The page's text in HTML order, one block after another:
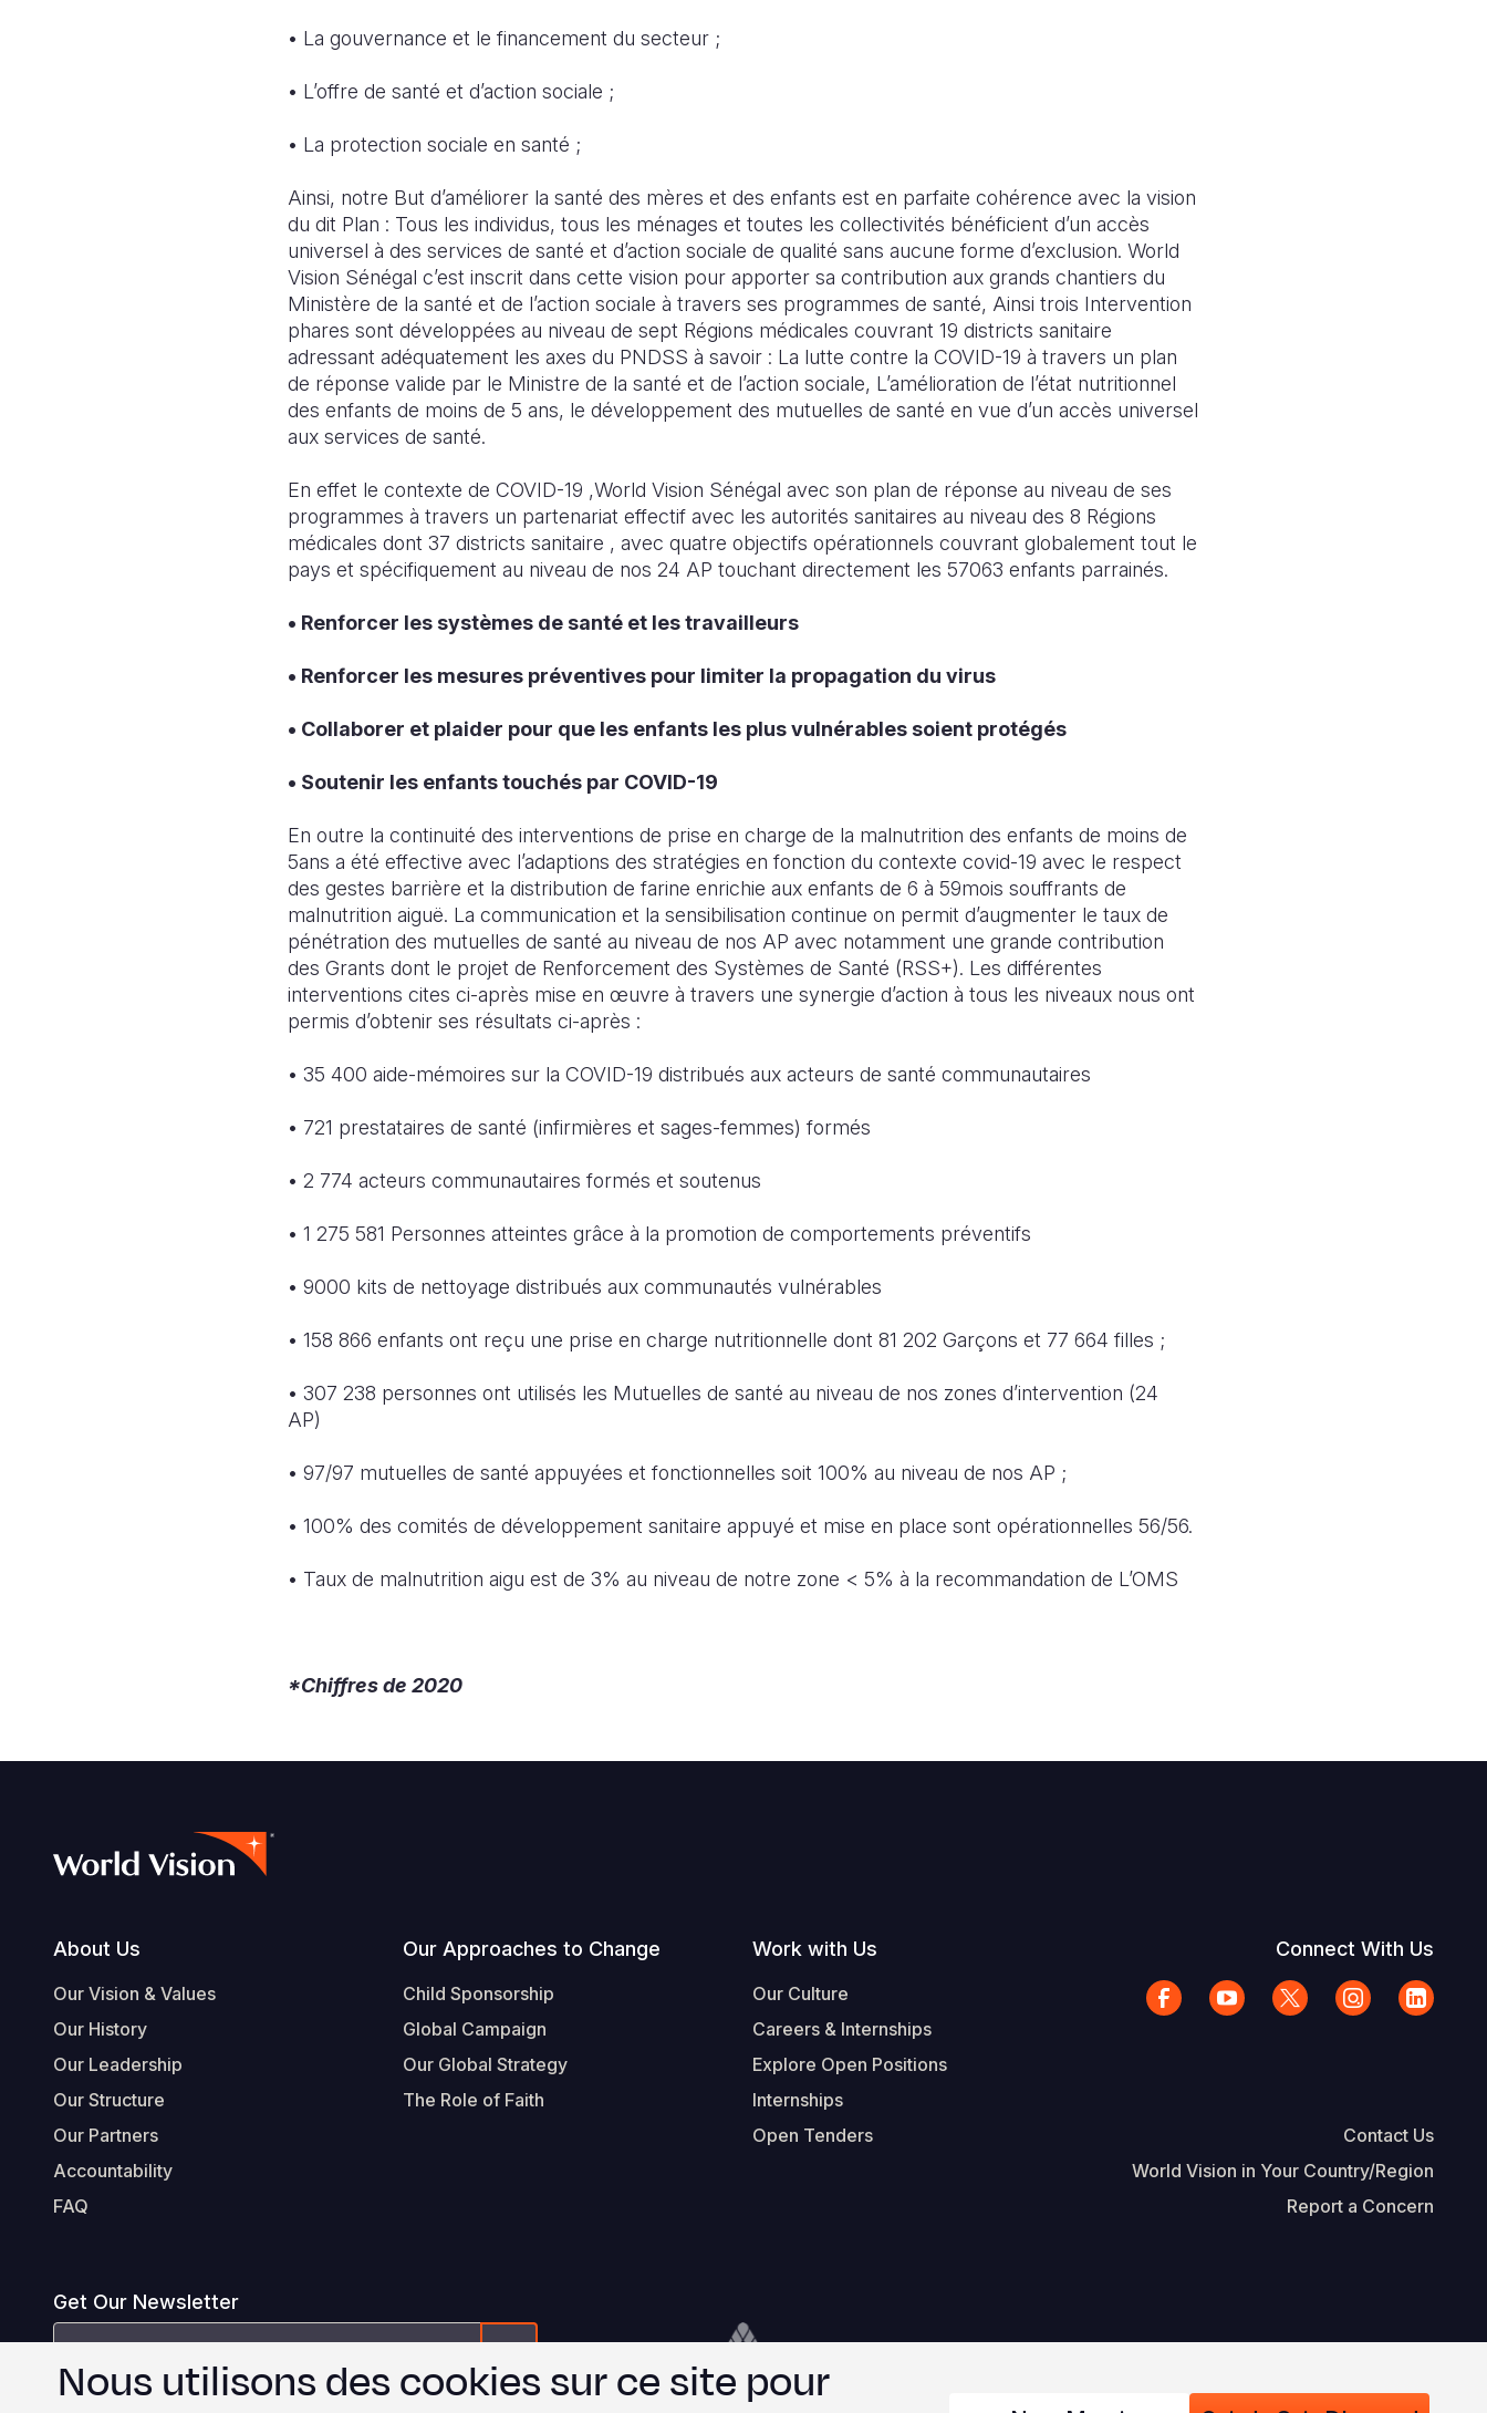
• La gouvernance et le financement du secteur ;
• L’offre de santé et d’action sociale ;
• La protection sociale en santé ;
Ainsi, notre But d’améliorer la santé des mères et des enfants est en parfaite cohérence avec la vision
du dit Plan : Tous les individus, tous les ménages et toutes les collectivités bénéficient d’un accès
universel à des services de santé et d’action sociale de qualité sans aucune forme d’exclusion. World
Vision Sénégal c’est inscrit dans cette vision pour apporter sa contribution aux grands chantiers du
Ministère de la santé et de l’action sociale à travers ses programmes de santé, Ainsi trois Intervention
phares sont développées au niveau de sept Régions médicales couvrant 19 districts sanitaire
adressant adéquatement les axes du PNDSS à savoir : La lutte contre la COVID-19 à travers un plan
de réponse valide par le Ministre de la santé et de l’action sociale, L’amélioration de l’état nutritionnel
des enfants de moins de 5 ans, le développement des mutuelles de santé en vue d’un accès universel
aux services de santé.
En effet le contexte de COVID-19 ,World Vision Sénégal avec son plan de réponse au niveau de ses
programmes à travers un partenariat effectif avec les autorités sanitaires au niveau des 8 Régions
médicales dont 37 districts sanitaire , avec quatre objectifs opérationnels couvrant globalement tout le
pays et spécifiquement au niveau de nos 24 AP touchant directement les 57063 enfants parrainés.
• Renforcer les systèmes de santé et les travailleurs
• Renforcer les mesures préventives pour limiter la propagation du virus
• Collaborer et plaider pour que les enfants les plus vulnérables soient protégés
• Soutenir les enfants touchés par COVID-19
En outre la continuité des interventions de prise en charge de la malnutrition des enfants de moins de
5ans a été effective avec l’adaptions des stratégies en fonction du contexte covid-19 avec le respect
des gestes barrière et la distribution de farine enrichie aux enfants de 6 à 59mois souffrants de
malnutrition aiguë. La communication et la sensibilisation continue on permit d’augmenter le taux de
pénétration des mutuelles de santé au niveau de nos AP avec notamment une grande contribution
des Grants dont le projet de Renforcement des Systèmes de Santé (RSS+). Les différentes
interventions cites ci-après mise en œuvre à travers une synergie d’action à tous les niveaux nous ont
permis d’obtenir ses résultats ci-après :
• 35 400 aide-mémoires sur la COVID-19 distribués aux acteurs de santé communautaires
• 721 prestataires de santé (infirmières et sages-femmes) formés
• 2 774 acteurs communautaires formés et soutenus
• 1 275 581 Personnes atteintes grâce à la promotion de comportements préventifs
• 9000 kits de nettoyage distribués aux communautés vulnérables
• 158 866 enfants ont reçu une prise en charge nutritionnelle dont 81 202 Garçons et 77 664 filles ;
• 307 238 personnes ont utilisés les Mutuelles de santé au niveau de nos zones d’intervention (24
AP)
• 97/97 mutuelles de santé appuyées et fonctionnelles soit 100% au niveau de nos AP ;
• 100% des comités de développement sanitaire appuyé et mise en place sont opérationnelles 56/56.
• Taux de malnutrition aigu est de 3% au niveau de notre zone < 5% à la recommandation de L’OMS
*Chiffres de 2020
Footer
About Us
Our Vision & Values
Our History
Our Leadership
Our Structure
Our Partners
Accountability
FAQ
Our Approaches to Change
Child Sponsorship
Global Campaign
Our Global Strategy
The Role of Faith
Work with Us
Our Culture
Careers & Internships
Explore Open Positions
Internships
Open Tenders
Connect With Us
Contact Us
World Vision in Your Country/Region
Report a Concern
Get Our Newsletter
Email
Address
Form-Submit-Link On The Mailchimp Signup In The Footer
Footer
Nous utilisons des cookies sur ce site pour